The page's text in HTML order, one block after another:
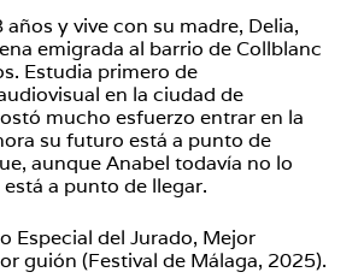
y vive con su madre, Delia,
emigrada al barrio de Collblanc
Estudia primero de
en la ciudad de
mucho esfuerzo entrar en la
su futuro está a punto de
aunque Anabel todavía no lo
a punto de llegar.
Especial del Jurado, Mejor
guión (Festival de Málaga, 2025).